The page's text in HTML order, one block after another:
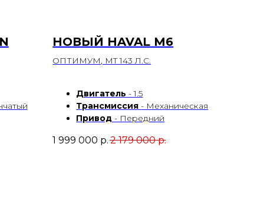
НОВЫЙ HAVAL М6
ОПТИМУМ, MT 143 Л.С.
Двигатель - 1.5
Трансмиссия - Механическая
Привод - Передний
1 999 000 р. 2 179 000 р.